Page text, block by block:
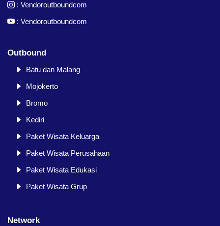
: Vendoroutboundcom
: Vendoroutboundcom
Outbound
Batu dan Malang
Mojokerto
Bromo
Kediri
Paket Wisata Keluarga
Paket Wisata Perusahaan
Paket Wisata Edukasi
Paket Wisata Grup
Network